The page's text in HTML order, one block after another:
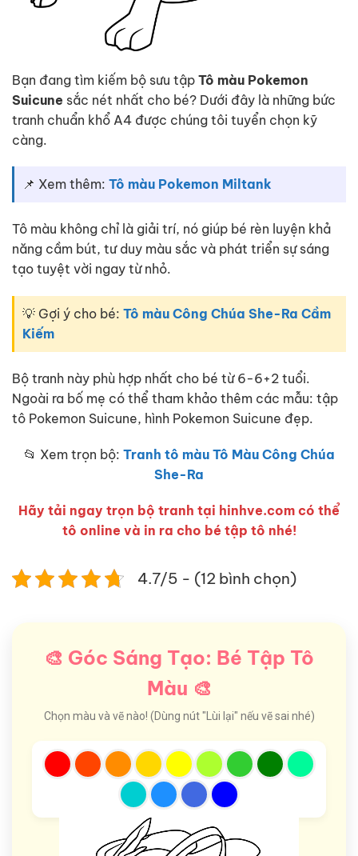
Bạn đang tìm kiếm bộ sưu tập Tô màu Pokemon
Suicune sắc nét nhất cho bé? Dưới đây là những bức
tranh chuẩn khổ A4 được chúng tôi tuyển chọn kỹ
càng.
📌 Xem thêm: Tô màu Pokemon Miltank
Tô màu không chỉ là giải trí, nó giúp bé rèn luyện khả
năng cầm bút, tư duy màu sắc và phát triển sự sáng
tạo tuyệt vời ngay từ nhỏ.
💡 Gợi ý cho bé: Tô màu Công Chúa She-Ra Cầm
Kiếm
Bộ tranh này phù hợp nhất cho bé từ 6-6+2 tuổi.
Ngoài ra bố mẹ có thể tham khảo thêm các mẫu: tập
tô Pokemon Suicune, hình Pokemon Suicune đẹp.
📂 Xem trọn bộ: Tranh tô màu Tô Màu Công Chúa
She-Ra
Hãy tải ngay trọn bộ tranh tại hinhve.com có thể
tô online và in ra cho bé tập tô nhé!
4.7/5 - (12 bình chọn)
🎨 Góc Sáng Tạo: Bé Tập Tô
Màu 🎨
Chọn màu và vẽ nào! (Dùng nút "Lùi lại" nếu vẽ sai nhé)